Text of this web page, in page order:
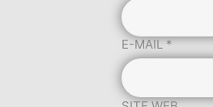
E-MAIL*